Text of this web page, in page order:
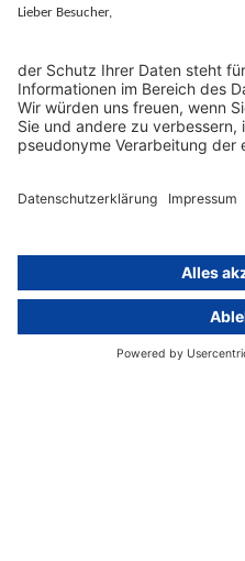
Hinweisgebersystem mit
Über
Über uns
Kontakt
Impressum